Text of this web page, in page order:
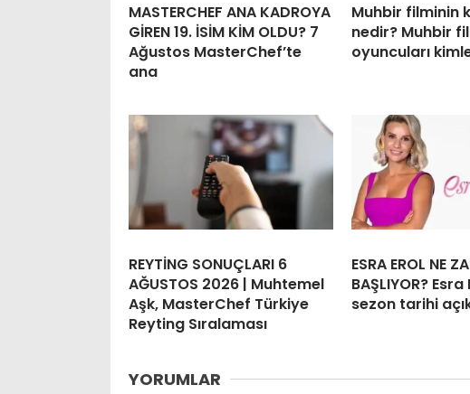
MASTERCHEF ANA KADROYA
GİREN 19. İSİM KİM OLDU? 7
Ağustos MasterChef’te
ana
Muhbir filminin
nedir? Muhbir
oyuncuları
REYTİNG SONUÇLARI 6
AĞUSTOS 2026 | Muhtemel
Aşk, MasterChef Türkiye
Reyting Sıralaması
ESRA EROL NE
BAŞLIYOR?
sezon tarihi
YORUMLAR